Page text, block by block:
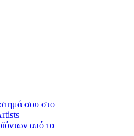
σου στο
από το